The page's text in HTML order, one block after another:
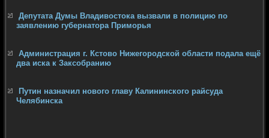
Депутата Думы Владивостока вызвали в полицию по
заявлению губернатора Приморья
Администрация г. Кстово Нижегородской области подала ещё
два иска к Заксобранию
Путин назначил нового главу Калининского райсуда
Челябинска